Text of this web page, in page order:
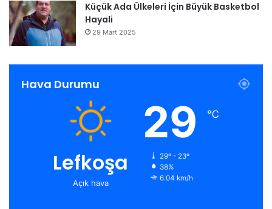
Küçük Ada Ülkeleri İçin Büyük Basketbol
Hayali
29 Mart 2025
Hava Durumu
Lefkoşa
Açık hava
29 ℃
29º - 23º
38%
6.04 km/h